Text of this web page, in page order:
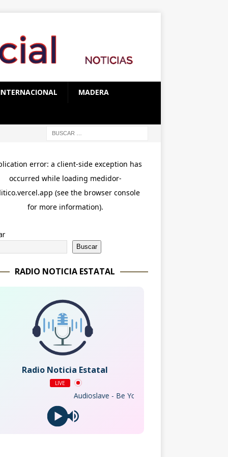
MADERA
Buscar
RADIO NOTICIA ESTATAL
Radio Noticia Estatal
LIVE
Audioslave - Be Yourself (Live from Sessions@AOL